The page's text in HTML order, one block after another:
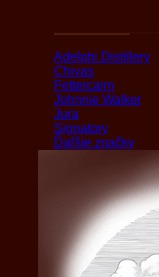
Adelphi Distillery
Chivas
Fettercairn
Johnnie Walker
Jura
Signatory
Ďaľšie značky